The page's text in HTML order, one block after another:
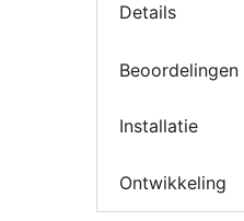
Details
Beoordelingen
Installatie
Ontwikkeling